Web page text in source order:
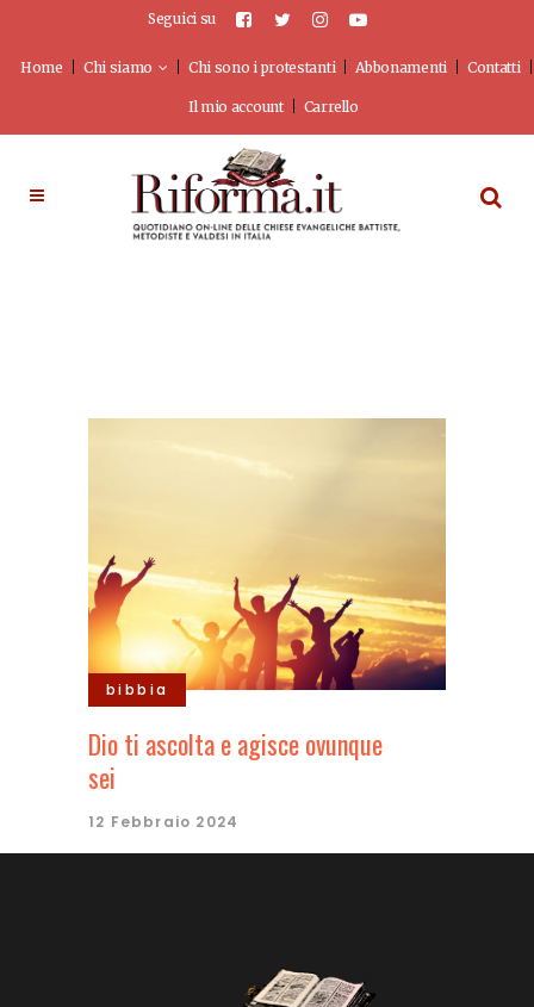
Seguici su
Home Chi siamo Chi sono i protestanti Abbonamenti Contatti
Il mio account Carrello
bibbia
Dio ti ascolta e agisce ovunque
sei
12 Febbraio 2024